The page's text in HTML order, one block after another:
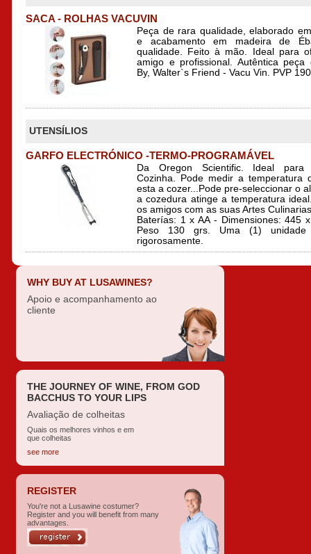
SACA - ROLHAS VACUVIN
Peça de rara qualidade, elaborado
e acabamento em madeira de
qualidade. Feito à mão. Ideal para
amigo e profissional. Autêntica peça
By, Walter`s Friend - Vacu Vin. PVP
UTENSÍLIOS
GARFO ELECTRÓNICO -TERMO-PROGRAMÁVEL
Da Oregon Scientific. Ideal para
Cozinha. Pode medir a temperatura
esta a cozer...Pode pre-seleccionar o
a cozedura atinge a temperatura
os amigos com as suas Artes
Baterías: 1 x AA - Dimensiones: 445
Peso 130 grs. Uma (1) unidade
rigorosamente.
WHY BUY AT LUSAWINES?
Apoio e acompanhamento ao
cliente
THE JOURNEY OF WINE, FROM GOD
BACCHUS TO YOUR LIPS
Avaliação de colheitas
Quais os melhores vinhos e em
que colheitas
see more
REGISTER
You're not a Lusawine costumer?
Register and you will benefit from many
advantages.